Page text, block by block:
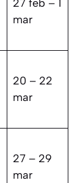
27 feb – 1
mar
20 – 22
mar
27 – 29
mar